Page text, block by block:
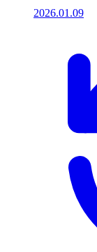
2026.01.09